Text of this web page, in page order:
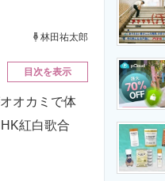
エネルギーの専門メディア
林田祐太郎
目次を表示
オカミで体
紅白歌合